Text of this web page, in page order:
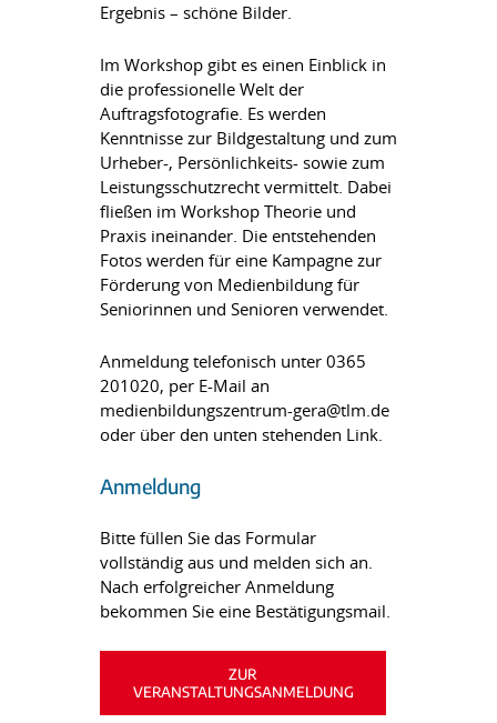
Ergebnis – schöne Bilder.
Im Workshop gibt es einen Einblick in
die professionelle Welt der
Auftragsfotografie. Es werden
Kenntnisse zur Bildgestaltung und zum
Urheber-, Persönlichkeits- sowie zum
Leistungsschutzrecht vermittelt. Dabei
fließen im Workshop Theorie und
Praxis ineinander. Die entstehenden
Fotos werden für eine Kampagne zur
Förderung von Medienbildung für
Seniorinnen und Senioren verwendet.
Anmeldung telefonisch unter 0365
201020, per E-Mail an
medienbildungszentrum-gera@tlm.de
oder über den unten stehenden Link.
Anmeldung
Bitte füllen Sie das Formular
vollständig aus und melden sich an.
Nach erfolgreicher Anmeldung
bekommen Sie eine Bestätigungsmail.
ZUR
VERANSTALTUNGSANMELDUNG